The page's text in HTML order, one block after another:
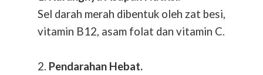
Sel darah merah dibentuk oleh zat besi,
vitamin B12, asam folat dan vitamin C.
2. Pendarahan Hebat.